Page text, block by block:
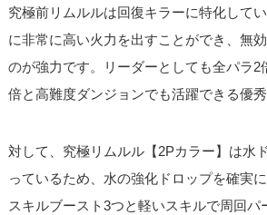
究極前リムルルは回復キラーに特化して
に非常に高い火力を出すことができ、無
のが強力です。リーダーとしても全パラ2
倍と高難度ダンジョンでも活躍できる優
対して、究極リムルル【2Pカラー】は水
っているため、水の強化ドロップを確実
スキルブースト3つと軽いスキルで周回パ